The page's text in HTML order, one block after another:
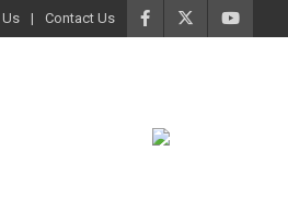
Contact Us